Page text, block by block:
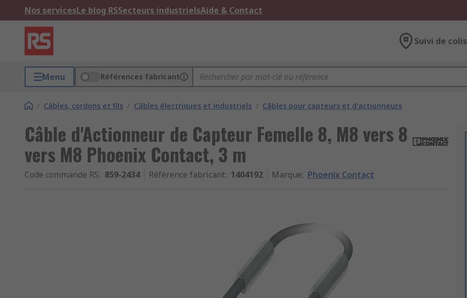
Nos servicesLe blog RSSecteurs industrielsAide & Contact
Suivi de colis
Menu Références fabricant
/ Câbles, cordons et fils / Câbles électriques et industriels / Câbles pour capteurs et d'actionneurs
Câble d'Actionneur de Capteur Femelle 8, M8 vers 8
vers M8 Phoenix Contact, 3 m
Code commande RS: 859-2434 Référence fabricant: 1404192 Marque: Phoenix Contact